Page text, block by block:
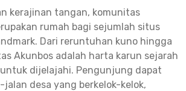
kerajinan tangan, komunitas
rumah bagi sejumlah situs
Dari reruntuhan kuno hingga
Akunbos adalah harta karun sejarah
dijelajahi. Pengunjung dapat
desa yang berkelok-kelok,